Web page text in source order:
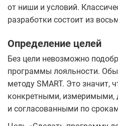
от ниши и условий.
разработки состоит из
Определение целей
Без цели невозможно
программы лояльности.
методу SMART. Это значит,
конкретными,
и согласованными по